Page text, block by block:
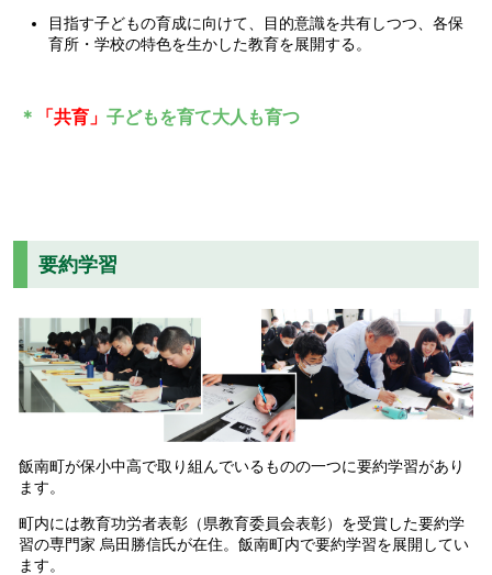
目指す子どもの育成に向けて、目的意識を共有しつつ、各保
育所・学校の特色を生かした教育を展開する。
＊ 「共育」 子どもを育て大人も育つ
要約学習
飯南町が保小中高で取り組んでいるものの一つに要約学習があり
ます。
町内には教育功労者表彰（県教育委員会表彰）を受賞した要約学
習の専門家 烏田勝信氏が在住。飯南町内で要約学習を展開してい
ます。